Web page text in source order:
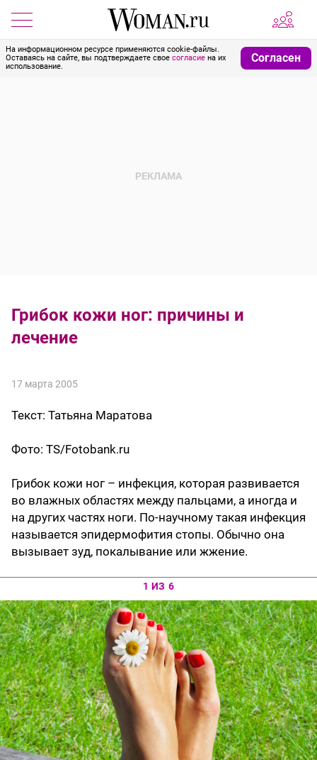
На информационном ресурсе применяются cookie-файлы.
Оставаясь на сайте, вы подтверждаете свое согласие на их
использование.
Согласен
Грибок кожи ног: причины и
лечение
17 марта 2005
Текст: Татьяна Маратова
Фото: TS/Fotobank.ru
Грибок кожи ног – инфекция, которая развивается
во влажных областях между пальцами, а иногда и
на других частях ноги. По-научному такая инфекция
называется эпидермофития стопы. Обычно она
вызывает зуд, покалывание или жжение.
1 ИЗ 6